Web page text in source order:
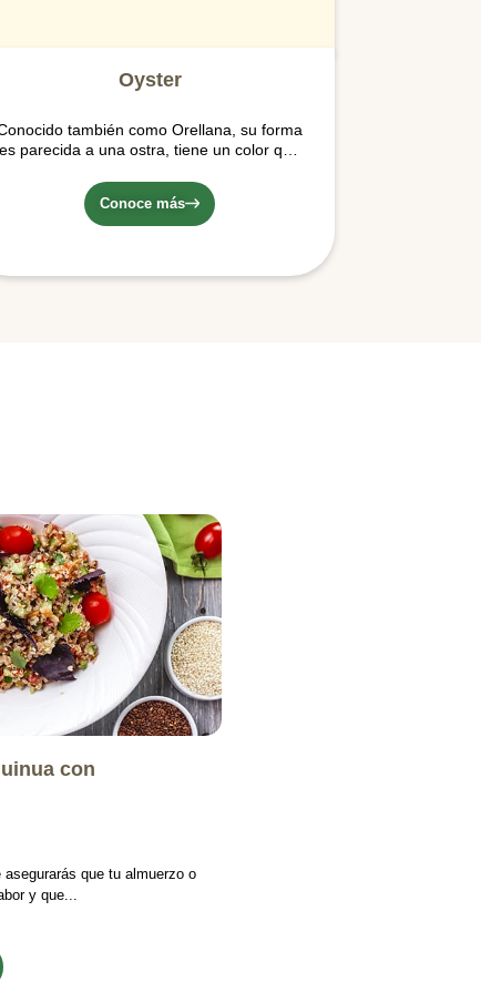
Oyster
también como Orellana, su forma
es parecida a una ostra, tiene un color que
en una obra de arte; poseen una textura
gamuzada o aterciopelada. Crecen en
forma de racimo.
Conoce más
con
que tu almuerzo o
y que...